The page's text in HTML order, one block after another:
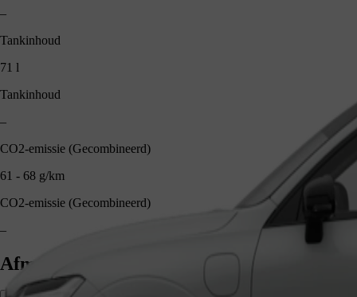
–
Tankinhoud
71 l
Tankinhoud
–
CO2-emissie (Gecombineerd)
61 - 68 g/km
CO2-emissie (Gecombineerd)
–
Afmetingen en bagageruimte